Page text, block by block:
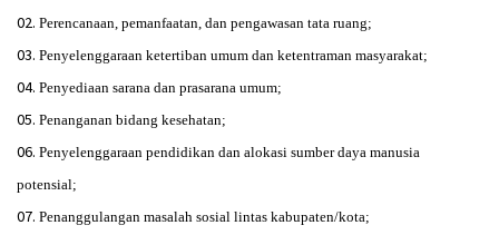
Perencanaan, pemanfaatan, dan pengawasan tata ruang;
Penyelenggaraan ketertiban umum dan ketentraman masyarakat;
Penyediaan sarana dan prasarana umum;
Penanganan bidang kesehatan;
Penyelenggaraan pendidikan dan alokasi sumber daya manusia
potensial;
Penanggulangan masalah sosial lintas kabupaten/kota;